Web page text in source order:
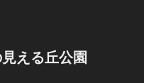
える丘公園